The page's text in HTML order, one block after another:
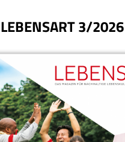
LEBENSART 3/2026